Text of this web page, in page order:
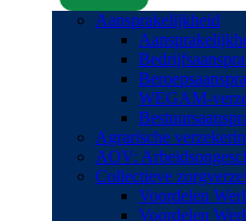
Aansprakelijkheid
WEGAM-
Agrarische
AOV:
Collectieve
Voordelen
Voordelen